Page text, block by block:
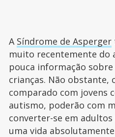
A Síndrome de Asperger
muito recentemente do
pouca informação
crianças. Não obstante,
comparado com jovens
autismo, poderão com
converter-se em
uma vida